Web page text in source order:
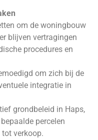
om de woningbouw
blijven vertragingen
procedures en
om zich bij de
integratie in
grondbeleid in Haps,
percelen
verkoop.